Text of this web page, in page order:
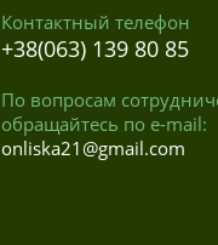
Контактный телефон
+38(063) 139 80 85
По вопросам
обращайтесь по e-mail:
onliska21@gmail.com